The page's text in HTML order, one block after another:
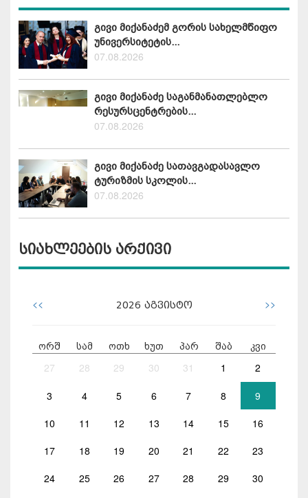
გივი მიქანაძემ გორის სახელმწიფო
უნივერსიტეტის...
07.08.2026
გივი მიქანაძე საგანმანათლებლო
რესურსცენტრების...
07.08.2026
გივი მიქანაძე სათავგადასავლო
ტურიზმის სკოლის...
07.08.2026
სიახლეების არქივი
<< 2026 აგვისტო >>
ორშ სამ ოთხ ხუთ პარ შაბ კვი
27 28 29 30 31 1 2
3 4 5 6 7 8 9
10 11 12 13 14 15 16
17 18 19 20 21 22 23
24 25 26 27 28 29 30